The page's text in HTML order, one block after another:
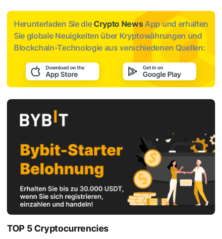
Herunterladen Sie dieCrypto NewsApp und erhalten
Sie globale Neuigkeiten über Kryptowährungen und
Blockchain-Technologie aus verschiedenen Quellen:
TOP 5 Cryptocurrencies